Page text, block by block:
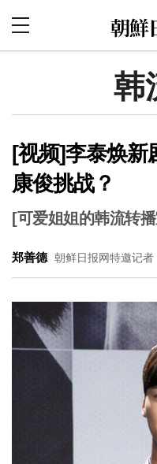
韩
[视频]李泰焕新
康俊挑战？
[可爱姐姐的韩流转
郑善德 朝鲜日报网特邀记者